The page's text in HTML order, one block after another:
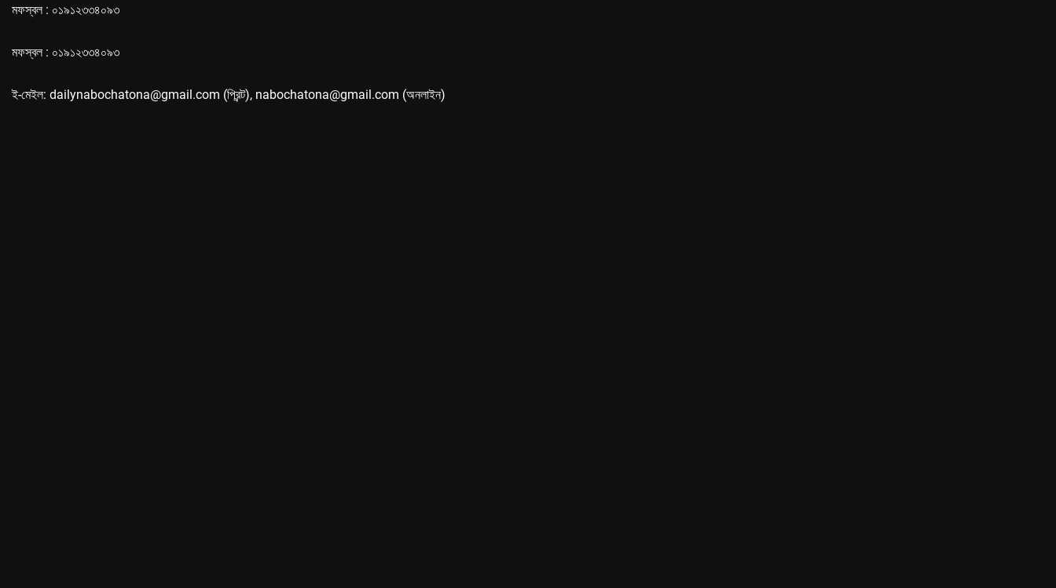
মফস্বল : ০১৯১২৩৩৪০৯৩
মফস্বল : ০১৯১২৩৩৪০৯৩
ই-মেইল: dailynabochatona@gmail.com (প্রিন্ট), nabochatona@gmail.com (অনলাইন)